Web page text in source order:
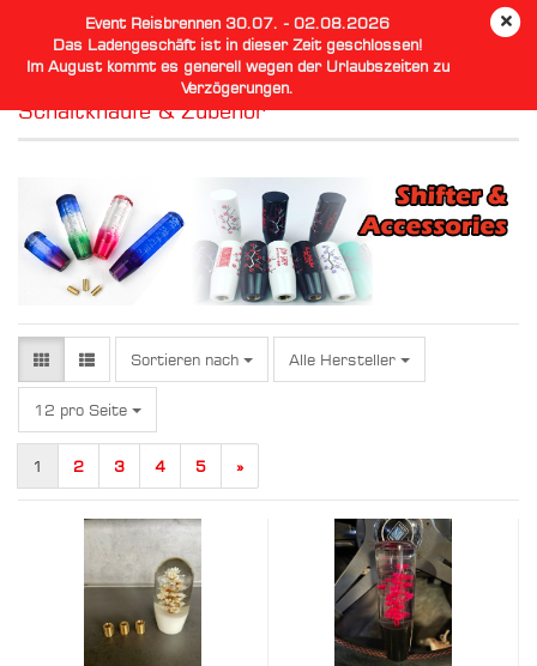
Event Reisbrennen 30.07. - 02.08.2026
Das Ladengeschäft ist in dieser Zeit geschlossen!
Im August kommt es generell wegen der Urlaubszeiten zu
Verzögerungen.
Schaltknäufe & Zubehör
Sortieren nach
Sortieren nach Alle Hersteller
12 pro Seite
pro Seite
1 2 3 4 5 »